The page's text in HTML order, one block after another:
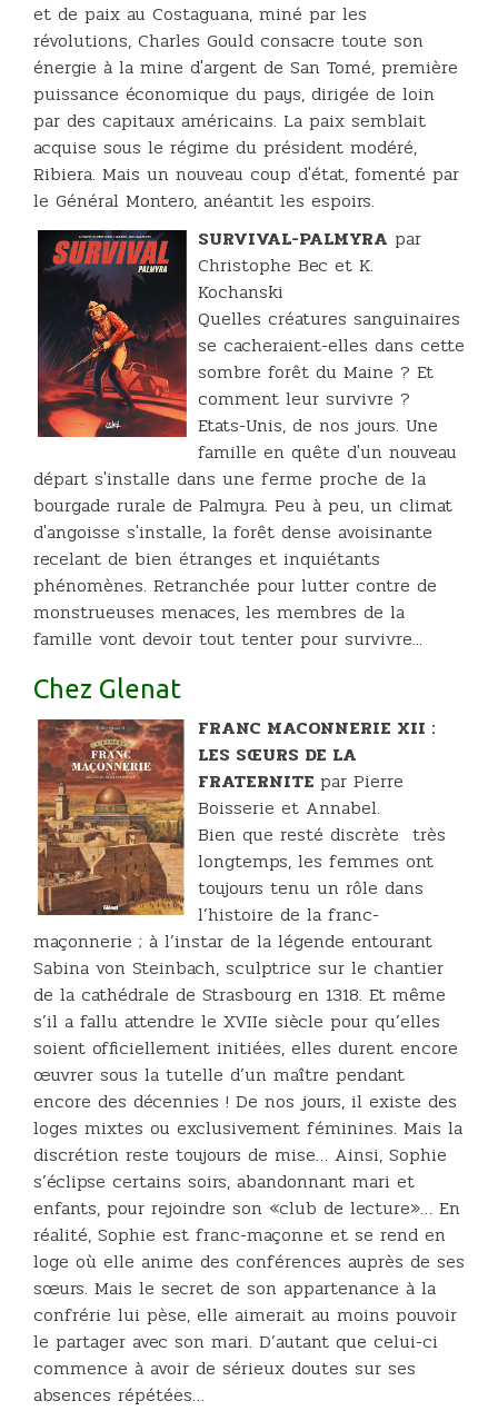
et de paix au Costaguana, miné par les
révolutions, Charles Gould consacre toute son
énergie à la mine d'argent de San Tomé, première
puissance économique du pays, dirigée de loin
par des capitaux américains. La paix semblait
acquise sous le régime du président modéré,
Ribiera. Mais un nouveau coup d'état, fomenté par
le Général Montero, anéantit les espoirs.
SURVIVAL-PALMYRA par
Christophe Bec et K.
Kochanski
Quelles créatures sanguinaires
se cacheraient-elles dans cette
sombre forêt du Maine ? Et
comment leur survivre ?
Etats-Unis, de nos jours. Une
famille en quête d'un nouveau
départ s'installe dans une ferme proche de la
bourgade rurale de Palmyra. Peu à peu, un climat
d'angoisse s'installe, la forêt dense avoisinante
recelant de bien étranges et inquiétants
phénomènes. Retranchée pour lutter contre de
monstrueuses menaces, les membres de la
famille vont devoir tout tenter pour survivre...
Chez Glenat
FRANC MACONNERIE XII :
LES SŒURS DE LA
FRATERNITE par Pierre
Boisserie et Annabel.
Bien que resté discrète très
longtemps, les femmes ont
toujours tenu un rôle dans
l’histoire de la franc-
maçonnerie ; à l’instar de la légende entourant
Sabina von Steinbach, sculptrice sur le chantier
de la cathédrale de Strasbourg en 1318. Et même
s’il a fallu attendre le XVIIe siècle pour qu’elles
soient officiellement initiées, elles durent encore
œuvrer sous la tutelle d’un maître pendant
encore des décennies ! De nos jours, il existe des
loges mixtes ou exclusivement féminines. Mais la
discrétion reste toujours de mise… Ainsi, Sophie
s’éclipse certains soirs, abandonnant mari et
enfants, pour rejoindre son «club de lecture»… En
réalité, Sophie est franc-maçonne et se rend en
loge où elle anime des conférences auprès de ses
sœurs. Mais le secret de son appartenance à la
confrérie lui pèse, elle aimerait au moins pouvoir
le partager avec son mari. D’autant que celui-ci
commence à avoir de sérieux doutes sur ses
absences répétées…